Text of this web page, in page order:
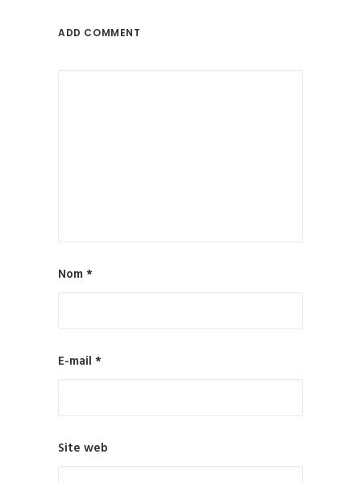
ADD COMMENT
Nom*
E-mail *
Site web